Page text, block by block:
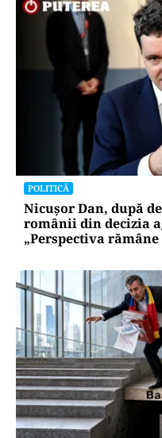
POLITICĂ
Nicușor Dan, după
românii din decizia
„Perspectiva